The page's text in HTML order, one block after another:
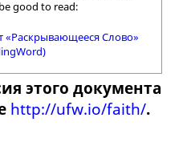
good to read:
«Раскрывающееся Слово»
этого документа
http://ufw.io/faith/.